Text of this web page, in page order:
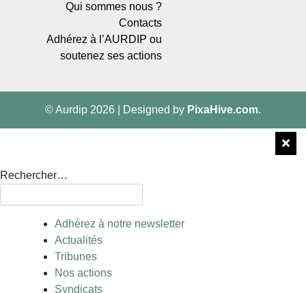
Qui sommes nous ?
Contacts
Adhérez à l’AURDIP ou
soutenez ses actions
© Aurdip 2026 Designed by PixaHive.com.
Rechercher…
Adhérez à notre newsletter
Actualités
Tribunes
Nos actions
Syndicats